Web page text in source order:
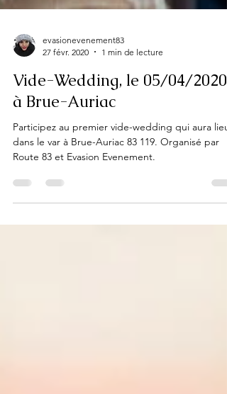
evasionevenement83
27 févr. 2020
1 min de lecture
Vide-Wedding, le 05/04/2020
à Brue-Auriac
Participez au premier vide-wedding qui aura lieu